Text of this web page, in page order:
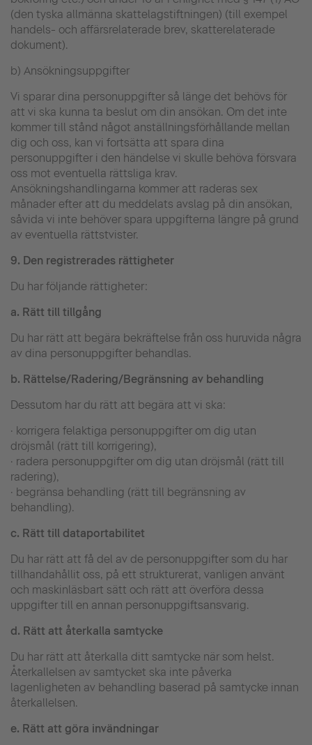
(den tyska allmänna skattelagstiftningen) (till exempel
handels- och affärsrelaterade brev, skatterelaterade
dokument).
b) Ansökningsuppgifter
Vi sparar dina personuppgifter så länge det behövs för
att vi ska kunna ta beslut om din ansökan. Om det inte
kommer till stånd något anställningsförhållande mellan
dig och oss, kan vi fortsätta att spara dina
personuppgifter i den händelse vi skulle behöva försvara
oss mot eventuella rättsliga krav.
Ansökningshandlingarna kommer att raderas sex
månader efter att du meddelats avslag på din ansökan,
såvida vi inte behöver spara uppgifterna längre på grund
av eventuella rättstvister.
9. Den registrerades rättigheter
Du har följande rättigheter:
a. Rätt till tillgång
Du har rätt att begära bekräftelse från oss huruvida några
av dina personuppgifter behandlas.
b. Rättelse/Radering/Begränsning av behandling
Dessutom har du rätt att begära att vi ska:
· korrigera felaktiga personuppgifter om dig utan
dröjsmål (rätt till korrigering),
· radera personuppgifter om dig utan dröjsmål (rätt till
radering),
· begränsa behandling (rätt till begränsning av
behandling).
c. Rätt till dataportabilitet
Du har rätt att få del av de personuppgifter som du har
tillhandahållit oss, på ett strukturerat, vanligen använt
och maskinläsbart sätt och rätt att överföra dessa
uppgifter till en annan personuppgiftsansvarig.
d. Rätt att återkalla samtycke
Du har rätt att återkalla ditt samtycke när som helst.
Återkallelsen av samtycket ska inte påverka
lagenligheten av behandling baserad på samtycke innan
återkallelsen.
e. Rätt att göra invändningar